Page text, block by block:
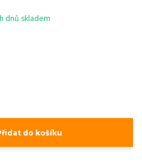
dnů skladem
do košíku